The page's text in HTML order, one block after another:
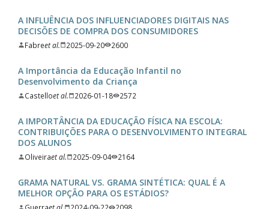
A INFLUÊNCIA DOS INFLUENCIADORES DIGITAIS NAS
DECISÕES DE COMPRA DOS CONSUMIDORES
Fabreet al. 2025-09-20 2600
A Importância da Educação Infantil no
Desenvolvimento da Criança
Castelloet al. 2026-01-18 2572
A IMPORTÂNCIA DA EDUCAÇÃO FÍSICA NA ESCOLA:
CONTRIBUIÇÕES PARA O DESENVOLVIMENTO INTEGRAL
DOS ALUNOS
Oliveiraet al. 2025-09-04 2164
GRAMA NATURAL VS. GRAMA SINTÉTICA: QUAL É A
MELHOR OPÇÃO PARA OS ESTÁDIOS?